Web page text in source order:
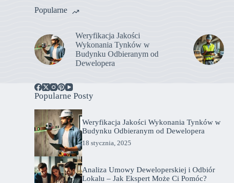
Popularne
Weryfikacja Jakości
Wykonania Tynków w
Budynku Odbieranym od
Dewelopera
Popularne Posty
Weryfikacja Jakości Wykonania Tynków w
Budynku Odbieranym od Dewelopera
18 stycznia, 2025
Analiza Umowy Deweloperskiej i Odbiór
Lokalu – Jak Ekspert Może Ci Pomóc?